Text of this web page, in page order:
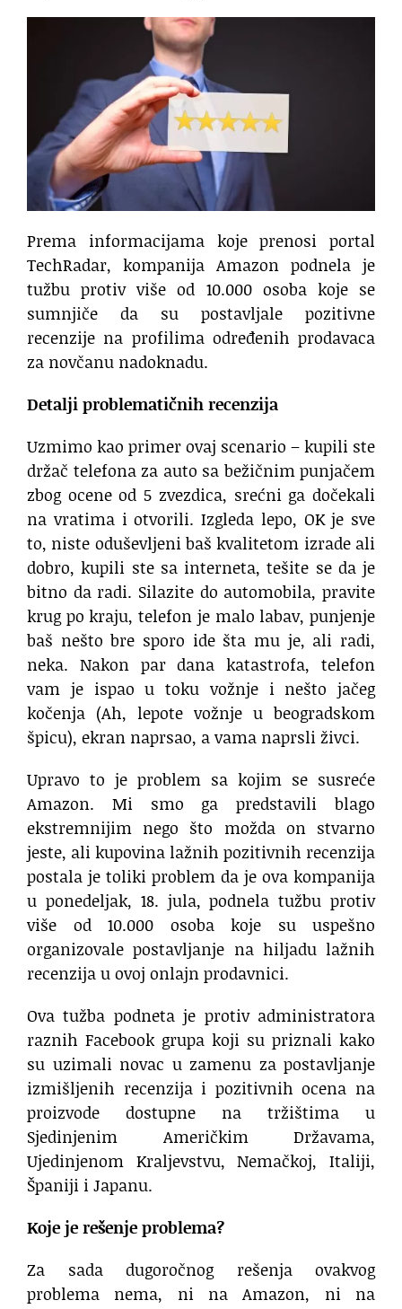
Prema informacijama koje prenosi portal
TechRadar, kompanija Amazon podnela je
tužbu protiv više od 10.000 osoba koje se
sumnjiče da su postavljale pozitivne
recenzije na profilima određenih prodavaca
za novčanu nadoknadu.
Detalji problematičnih recenzija
Uzmimo kao primer ovaj scenario – kupili ste
držač telefona za auto sa bežičnim punjačem
zbog ocene od 5 zvezdica, srećni ga dočekali
na vratima i otvorili. Izgleda lepo, OK je sve
to, niste oduševljeni baš kvalitetom izrade ali
dobro, kupili ste sa interneta, tešite se da je
bitno da radi. Silazite do automobila, pravite
krug po kraju, telefon je malo labav, punjenje
baš nešto bre sporo ide šta mu je, ali radi,
neka. Nakon par dana katastrofa, telefon
vam je ispao u toku vožnje i nešto jačeg
kočenja (Ah, lepote vožnje u beogradskom
špicu), ekran naprsao, a vama naprsli živci.
Upravo to je problem sa kojim se susreće
Amazon. Mi smo ga predstavili blago
ekstremnijim nego što možda on stvarno
jeste, ali kupovina lažnih pozitivnih recenzija
postala je toliki problem da je ova kompanija
u ponedeljak, 18. jula, podnela tužbu protiv
više od 10.000 osoba koje su uspešno
organizovale postavljanje na hiljadu lažnih
recenzija u ovoj onlajn prodavnici.
Ova tužba podneta je protiv administratora
raznih Facebook grupa koji su priznali kako
su uzimali novac u zamenu za postavljanje
izmišljenih recenzija i pozitivnih ocena na
proizvode dostupne na tržištima u
Sjedinjenim Američkim Državama,
Ujedinjenom Kraljevstvu, Nemačkoj, Italiji,
Španiji i Japanu.
Koje je rešenje problema?
Za sada dugoročnog rešenja ovakvog
problema nema, ni na Amazon, ni na